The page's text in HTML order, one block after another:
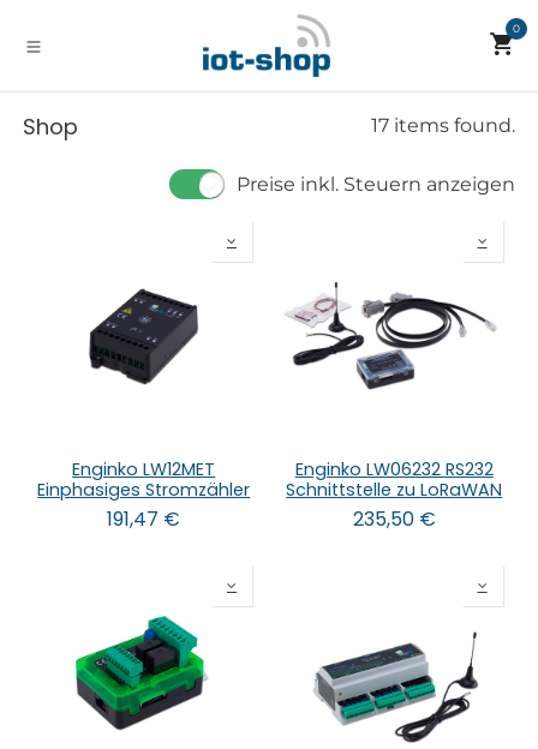
0
Shop 17 items found.
Preise inkl. Steuern anzeigen
Enginko LW12MET
Einphasiges Stromzähler
191,47 €
Enginko LW06232 RS232
Schnittstelle zu LoRaWAN
235,50€